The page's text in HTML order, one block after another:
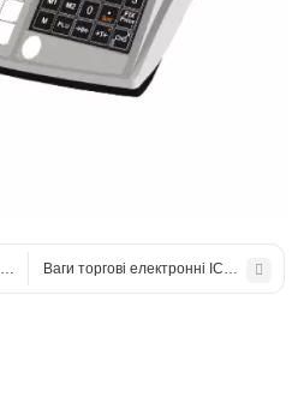
Aclas OS2 CXB без стійки 30 кг
Ваги торгові електронні ІСS - 15NT